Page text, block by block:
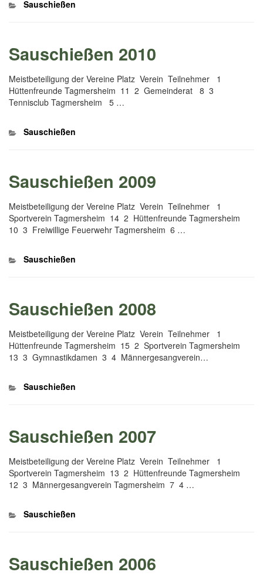
Kategorien
Sauschießen
Sauschießen 2010
Meistbeteiligung der Vereine Platz Verein Teilnehmer 1
Hüttenfreunde Tagmersheim 11 2 Gemeinderat 8 3
Tennisclub Tagmersheim 5 …
Kategorien
Sauschießen
Sauschießen 2009
Meistbeteiligung der Vereine Platz Verein Teilnehmer 1
Sportverein Tagmersheim 14 2 Hüttenfreunde Tagmersheim
10 3 Freiwillige Feuerwehr Tagmersheim 6 …
Kategorien
Sauschießen
Sauschießen 2008
Meistbeteiligung der Vereine Platz Verein Teilnehmer 1
Hüttenfreunde Tagmersheim 15 2 Sportverein Tagmersheim
13 3 Gymnastikdamen 3 4 Männergesangverein…
Kategorien
Sauschießen
Sauschießen 2007
Meistbeteiligung der Vereine Platz Verein Teilnehmer 1
Sportverein Tagmersheim 13 2 Hüttenfreunde Tagmersheim
12 3 Männergesangverein Tagmersheim 7 4 …
Kategorien
Sauschießen
Sauschießen 2006